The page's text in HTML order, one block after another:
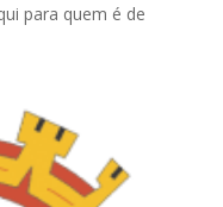
para quem é de